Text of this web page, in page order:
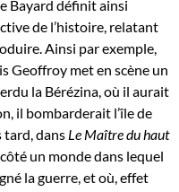
Bayard définit ainsi
de l’histoire, relatant
Ainsi par exemple,
Geoffroy met en scène un
la Bérézina, où il aurait
il bombarderait l’île de
tard, dans Le Maître du haut
un monde dans lequel
la guerre, et où, effet